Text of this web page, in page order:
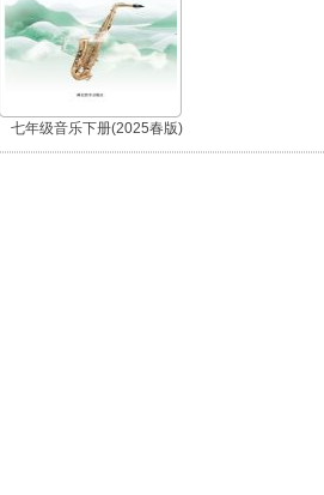
七年级音乐下册(2025春版)